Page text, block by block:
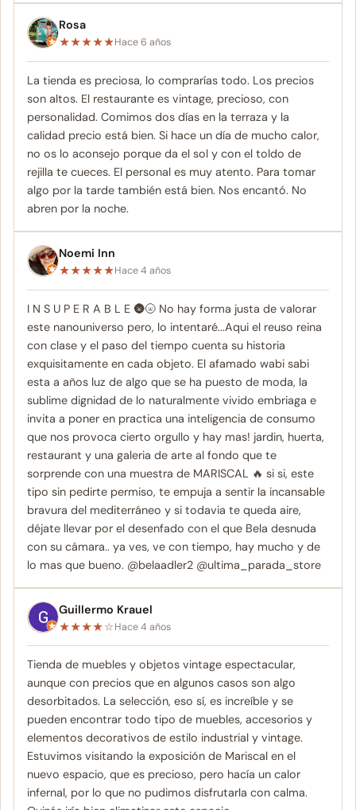
Rosa
★★★★★Hace 6 años
La tienda es preciosa, lo comprarías todo. Los precios
son altos. El restaurante es vintage, precioso, con
personalidad. Comimos dos días en la terraza y la
calidad precio está bien. Si hace un día de mucho calor,
no os lo aconsejo porque da el sol y con el toldo de
rejilla te cueces. El personal es muy atento. Para tomar
algo por la tarde también está bien. Nos encantó. No
abren por la noche.
Noemi Inn
★★★★★Hace 4 años
I N S U P E R A B L E 🌚🌝 No hay forma justa de valorar
este nanouniverso pero, lo intentaré...Aqui el reuso reina
con clase y el paso del tiempo cuenta su historia
exquisitamente en cada objeto. El afamado wabi sabi
esta a años luz de algo que se ha puesto de moda, la
sublime dignidad de lo naturalmente vivido embriaga e
invita a poner en practica una inteligencia de consumo
que nos provoca cierto orgullo y hay mas! jardin, huerta,
restaurant y una galeria de arte al fondo que te
sorprende con una muestra de MARISCAL 🔥 si si, este
tipo sin pedirte permiso, te empuja a sentir la incansable
bravura del mediterráneo y si todavia te queda aire,
déjate llevar por el desenfado con el que Bela desnuda
con su cámara.. ya ves, ve con tiempo, hay mucho y de
lo mas que bueno. @belaadler2 @ultima_parada_store
Guillermo Krauel
★★★★☆Hace 4 años
Tienda de muebles y objetos vintage espectacular,
aunque con precios que en algunos casos son algo
desorbitados. La selección, eso sí, es increíble y se
pueden encontrar todo tipo de muebles, accesorios y
elementos decorativos de estilo industrial y vintage.
Estuvimos visitando la exposición de Mariscal en el
nuevo espacio, que es precioso, pero hacía un calor
infernal, por lo que no pudimos disfrutarla con calma.